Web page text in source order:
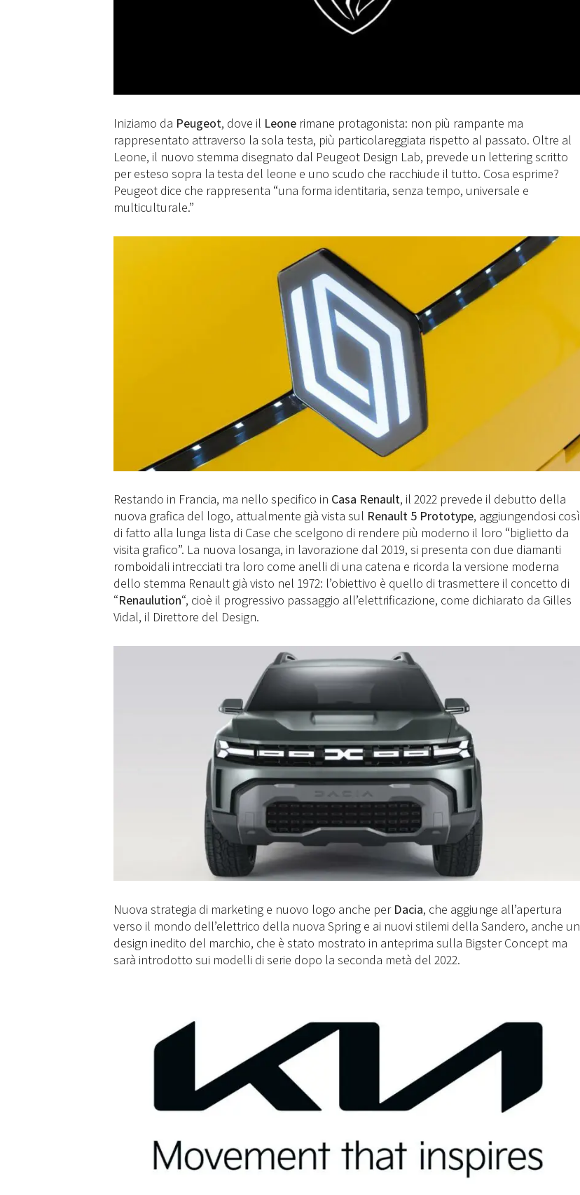
Iniziamo da Peugeot, dove il Leone rimane protagonista: non più rampante ma
rappresentato attraverso la sola testa, più particolareggiata rispetto al passato. Oltre al
Leone, il nuovo stemma disegnato dal Peugeot Design Lab, prevede un lettering scritto
per esteso sopra la testa del leone e uno scudo che racchiude il tutto. Cosa esprime?
Peugeot dice che rappresenta “una forma identitaria, senza tempo, universale e
multiculturale.”
Restando in Francia, ma nello specifico in Casa Renault, il 2022 prevede il debutto della
nuova grafica del logo, attualmente già vista sul Renault 5 Prototype, aggiungendosi così
di fatto alla lunga lista di Case che scelgono di rendere più moderno il loro “biglietto da
visita grafico”. La nuova losanga, in lavorazione dal 2019, si presenta con due diamanti
romboidali intrecciati tra loro come anelli di una catena e ricorda la versione moderna
dello stemma Renault già visto nel 1972: l’obiettivo è quello di trasmettere il concetto di
“Renaulution“, cioè il progressivo passaggio all’elettrificazione, come dichiarato da Gilles
Vidal, il Direttore del Design.
Nuova strategia di marketing e nuovo logo anche per Dacia, che aggiunge all’apertura
verso il mondo dell’elettrico della nuova Spring e ai nuovi stilemi della Sandero, anche un
design inedito del marchio, che è stato mostrato in anteprima sulla Bigster Concept ma
sarà introdotto sui modelli di serie dopo la seconda metà del 2022.